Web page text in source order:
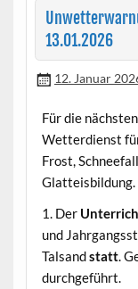
13.01.2026
12. Januar
Für die
Wetterdienst
Frost,
Glatteisbildung.
1. Der
und
Talsandstatt.
durchgeführt.